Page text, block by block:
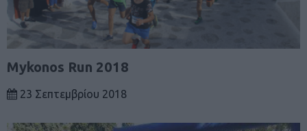
Mykonos Run 2018
23 Σεπτεμβρίου 2018